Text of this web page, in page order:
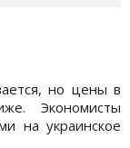
но цены в
Экономисты
на украинское